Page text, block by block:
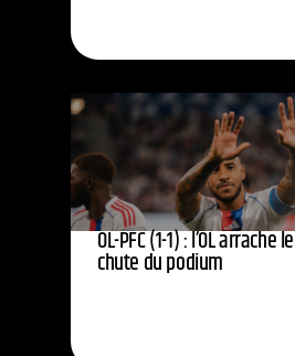
OL-PFC (1-1) : l’OL arrache
chute du podium